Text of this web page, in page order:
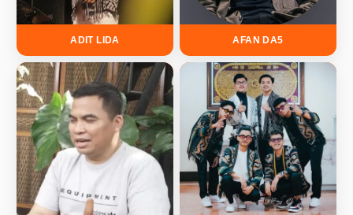
ADIT LIDA AFAN DA5